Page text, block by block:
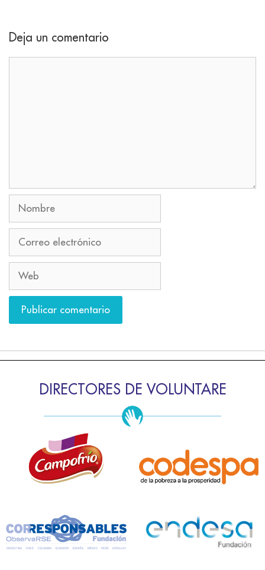
Deja un comentario
DIRECTORES DE VOLUNTARE